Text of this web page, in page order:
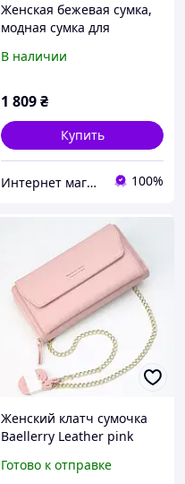
Женская бежевая сумка,
модная сумка для
стильный женский клатч
В наличии
1 809₴
Купить
Интернет магазин Гусеница - GUSENITSA.COM.UA 100%
Женский клатч сумочка
Baellerry Leather pink
Готово к отправке